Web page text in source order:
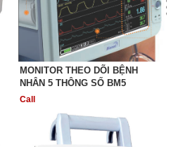
MONITOR THEO DÕI BỆNH
NHÂN 5 THÔNG SỐ BM5
Call